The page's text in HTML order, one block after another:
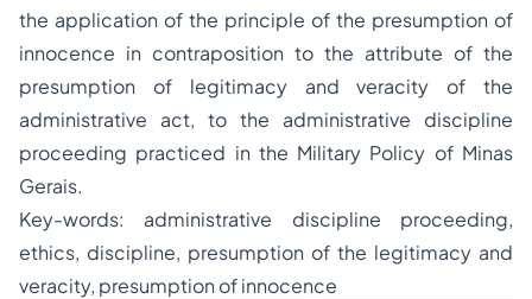
the application of the principle of the presumption of
innocence in contraposition to the attribute of the
presumption of legitimacy and veracity of the
administrative act, to the administrative discipline
proceeding practiced in the Military Policy of Minas
Gerais.
Key-words: administrative discipline proceeding,
ethics, discipline, presumption of the legitimacy and
veracity, presumption of innocence